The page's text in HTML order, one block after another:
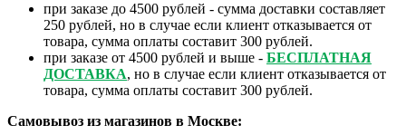
при заказе до 4500 рублей - сумма доставки составляет
250 рублей, но в случае если клиент отказывается от
товара, сумма оплаты составит 300 рублей.
при заказе от 4500 рублей и выше - БЕСПЛАТНАЯ
ДОСТАВКА, но в случае если клиент отказывается от
товара, сумма оплаты составит 300 рублей.
Самовывоз из магазинов в Москве: